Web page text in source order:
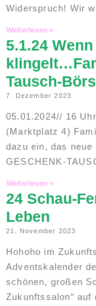
Widerspruch! Wir
Weiterlesen »
5.1.24
Tausch-
7. Dezember 2023
05.01.2024// 16
(Marktplatz 4)
dazu ein, das
GESCHENK-
Weiterlesen »
24 Schau-
Leben
21. November 2023
Hohoho im
Adventskalender
schönen, großen
Zukunftssalon“